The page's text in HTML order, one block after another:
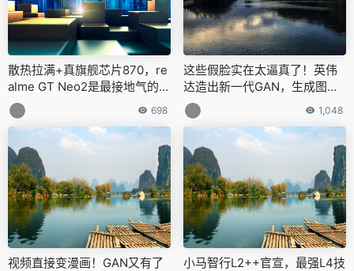
散热拉满+真旗舰芯片870，re
alme GT Neo2是最接地气的游
戏手机吗？
698
这些假脸实在太逼真了！英伟
达造出新一代GAN，生成图片
毫无破绽
1,048
视频直接变漫画！GAN又有了
小马智行L2++官宣，最强L4技